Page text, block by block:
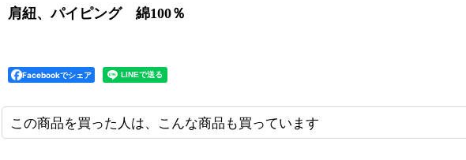
肩紐、パイピング 綿100％
Facebookでシェア
この商品を買った人は、こんな商品も買っています